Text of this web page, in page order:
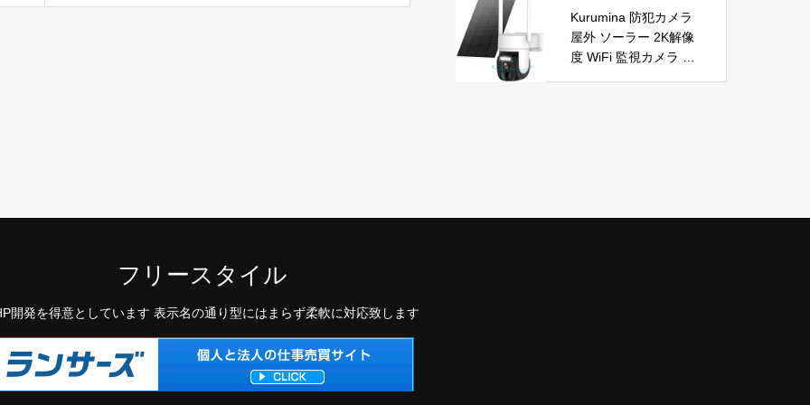
秋冬 男女兼用（ブラッ
節電 PSE認証済 暖房
器具
ED表示 低騒音【空気
浄化】ファンヒーター
電気 ECO知能恒温 省
エネ 暖房器具 転倒オ
Kurumina 防犯カメラ
屋外 ソーラー 2K解像
度 WiFi 監視カメラ ワ
フリースタイル
開発を得意としています 表示名の通り型にはまらず柔軟に対応致します